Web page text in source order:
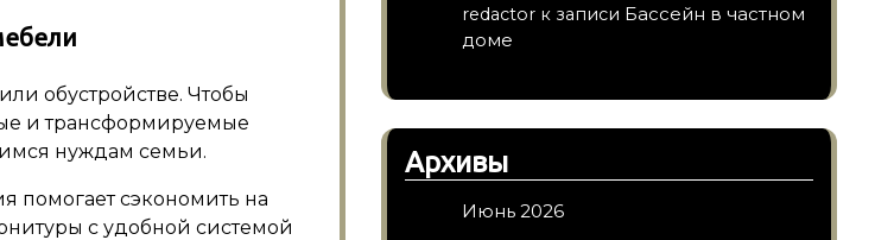
обустройстве. Чтобы
и трансформируемые
нуждам семьи.
помогает сэкономить на
с удобной системой
redactor к записи Бассейн в частном
доме
Архивы
Июнь 2026